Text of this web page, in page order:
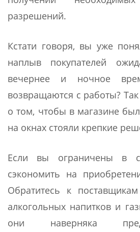
разрешений.
Кстати говоря, вы уже
наплыв покупателей
вечернее и ночное
возвращаются с работы?
о том, чтобы в магазине
на окнах стояли крепкие
Если вы ограничены в
сэкономить на
Обратитесь к
алкогольных напитков и
они наверняка